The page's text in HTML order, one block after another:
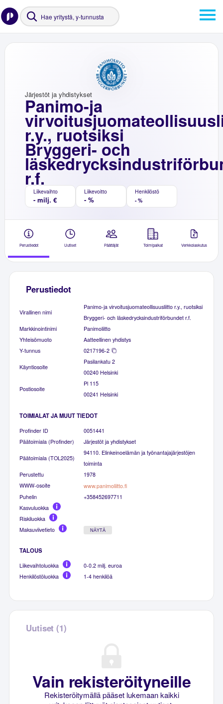
Panimo-ja
r.y., ruotsiksi
Bryggeri- och
r.f.
Järjestöt ja yhdistykset
Liikevaihto
- milj. €
Liikevoitto
- %
Henkilöstö
- %
Perustiedot Uutiset Päättäjät Toimipaikat Verkkolaskutus
Perustiedot
Virallinen nimi
Panimo-ja virvoitusjuomateollisuusliitto r.y., ruotsiksi
Bryggeri- och läskedrycksindustriförbundet r.f.
Markkinointinimi
Panimoliitto
Yhteisömuoto
Aatteellinen yhdistys
Y-tunnus
0217196-2
Käyntiosoite
Pasilankatu 2
00240 Helsinki
Postiosoite
Pl 115
00241 Helsinki
TOIMIALAT JA MUUT TIEDOT
Profinder ID
0051441
Päätoimiala (Profinder)
Järjestöt ja yhdistykset
Päätoimiala (TOL2025)
94110. Elinkeinoelämän ja työnantajajärjestöjen
toiminta
Perustettu
1978
WWW-osoite
www.panimoliitto.fi
Puhelin
+358452697711
Kasvuluokka
Riskiluokka
Maksuviivetieto
NÄYTÄ
TALOUS
Liikevaihtoluokka
0-0.2 milj. euroa
Henkilöstöluokka
1-4 henkilöä
Uutiset (1)
Vain rekisteröityneille
Rekisteröitymällä pääset lukemaan kaikki